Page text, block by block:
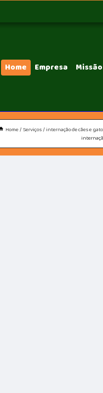
Home Empresa Missão
Home Serviços internação de cães e